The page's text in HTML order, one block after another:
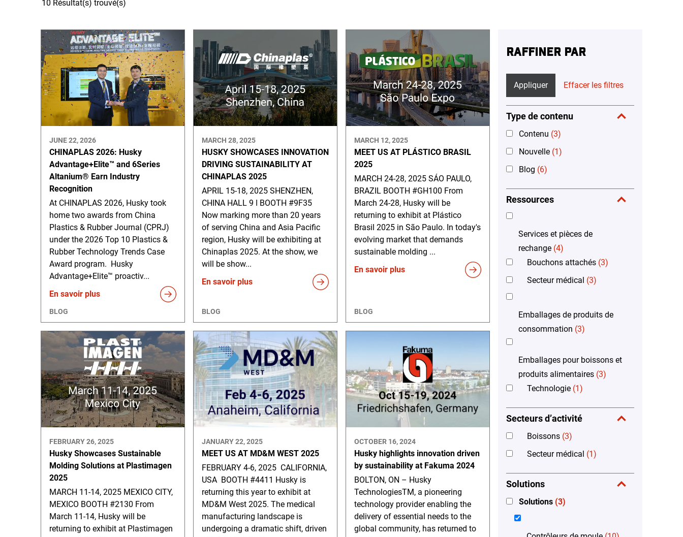
10 Résultat(s) trouvé(s)
JUNE 22, 2026
CHINAPLAS 2026: Husky
Advantage+Elite™ and 6Series
Altanium® Earn Industry
Recognition
At CHINAPLAS 2026, Husky took
home two awards from China
Plastics & Rubber Journal (CPRJ)
under the 2026 Top 10 Plastics &
Rubber Technology Trends Case
Award program. Husky
Advantage+Elite™ proactiv...
En savoir plus
BLOG
MARCH 28, 2025
HUSKY SHOWCASES INNOVATION
DRIVING SUSTAINABILITY AT
CHINAPLAS 2025
APRIL 15-18, 2025 SHENZHEN,
CHINA HALL 9 ǀ BOOTH #9F35
Now marking more than 20 years
of serving China and Asia Pacific
region, Husky will be exhibiting at
Chinaplas 2025. At the show, we
will be show...
En savoir plus
BLOG
MARCH 12, 2025
MEET US AT PLÁSTICO BRASIL
2025
MARCH 24-28, 2025 SÁO PAULO,
BRAZIL BOOTH #GH100 From
March 24-28, Husky will be
returning to exhibit at Plástico
Brasil 2025 in São Paulo. In today's
evolving market that demands
sustainable molding ...
En savoir plus
BLOG
FEBRUARY 26, 2025
Husky Showcases Sustainable
Molding Solutions at Plastimagen
2025
MARCH 11-14, 2025 MEXICO CITY,
MEXICO BOOTH #2130 From
March 11-14, Husky will be
returning to exhibit at Plastimagen
JANUARY 22, 2025
MEET US AT MD&M WEST 2025
FEBRUARY 4-6, 2025 CALIFORNIA,
USA BOOTH #4411 Husky is
returning this year to exhibit at
MD&M West 2025. The medical
manufacturing landscape is
undergoing a dramatic shift, driven
OCTOBER 16, 2024
Husky highlights innovation driven
by sustainability at Fakuma 2024
BOLTON, ON – Husky
TechnologiesTM, a pioneering
technology provider enabling the
delivery of essential needs to the
global community, has returned to
RAFFINER PAR
Appliquer Effacer les filtres
Type de contenu
Contenu (3)
Nouvelle (1)
Blog (6)
Ressources
Services et pièces de
rechange (4)
Bouchons attachés (3)
Secteur médical (3)
Emballages de produits de
consommation (3)
Emballages pour boissons et
produits alimentaires (3)
Technologie (1)
Secteurs d’activité
Boissons (3)
Secteur médical (1)
Solutions
Solutions (3)